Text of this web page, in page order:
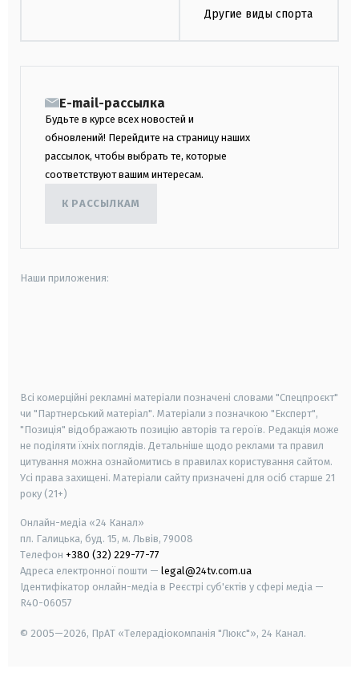
Другие виды спорта
E-mail-рассылка
Будьте в курсе всех новостей и
обновлений! Перейдите на страницу наших
рассылок, чтобы выбрать те, которые
соответствуют вашим интересам.
К РАССЫЛКАМ
Наши приложения:
Всі комерційні рекламні матеріали позначені словами "Спецпроєкт"
чи "Партнерський матеріал". Матеріали з позначкою "Експерт",
"Позиція" відображають позицію авторів та героїв. Редакція може
не поділяти їхніх поглядів. Детальніше щодо реклами та правил
цитування можна ознайомитись в правилах користування сайтом.
Усі права захищені. Матеріали сайту призначені для осіб старше 21
року (21+)
Онлайн-медіа «24 Канал»
пл. Галицька, буд. 15, м. Львів, 79008
Телефон +380 (32) 229-77-77
Адреса електронної пошти — legal@24tv.com.ua
Ідентифікатор онлайн-медіа в Реєстрі суб'єктів у сфері медіа —
R40-06057
© 2005—2026, ПрАТ «Телерадіокомпанія "Люкс"», 24 Канал.